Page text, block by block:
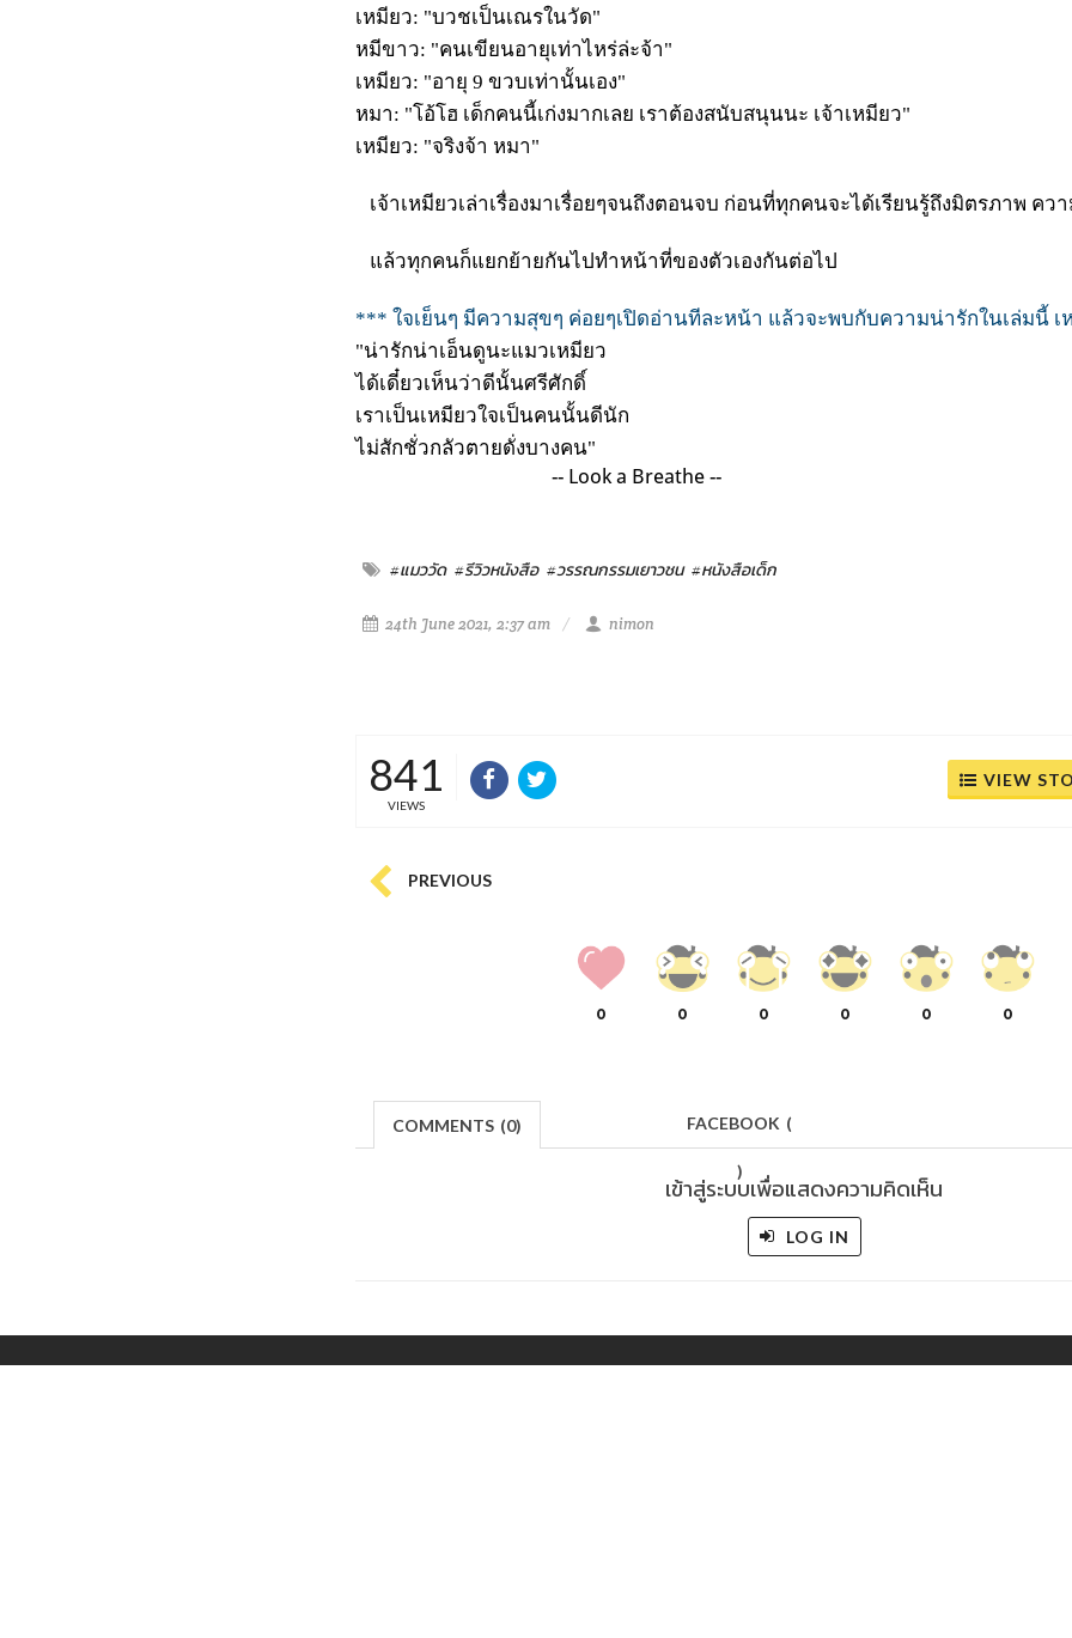
เหมียว: "บวชเป็นเณรในวัด"
หมีขาว: "คนเขียนอายุเท่าไหร่ล่ะจ้า"
เหมียว: "อายุ 9 ขวบเท่านั้นเอง"
หมา: "โอ้โฮ เด็กคนนี้เก่งมากเลย เราต้องสนับสนุนนะ เจ้าเหมียว"
เหมียว: "จริงจ้า หมา"
เจ้าเหมียวเล่าเรื่องมาเรื่อยๆจนถึงตอนจบ ก่อนที่ทุกคนจะได้เรียนรู้ถึงมิตรภาพ ค
แล้วทุกคนก็แยกย้ายกันไปทำหน้าที่ของตัวเองกันต่อไป
*** ใจเย็นๆ มีความสุขๆ ค่อยๆเปิดอ่านทีละหน้า แล้วจะพบกับความน่ารักในเล่มนี้ เ
"น่ารักน่าเอ็นดูนะแมวเหมียว
ได้เดี๋ยวเห็นว่าดีนั้นศรีศักดิ์
เราเป็นเหมียวใจเป็นคนนั้นดีนัก
ไม่สักชั่วกลัวตายดั่งบางคน"
-- Look a Breathe --
#แมววัด #รีวิวหนังสือ #วรรณกรรมเยาวชน #หนังสือเด็ก
24th June 2021, 2:37 am nimon
841
VIEWS
VIEW
PREVIOUS
0 0 0 0 0 0
COMMENTS (0) FACEBOOK (
)
เข้าสู่ระบบเพื่อแสดงความคิดเห็น
LOG IN